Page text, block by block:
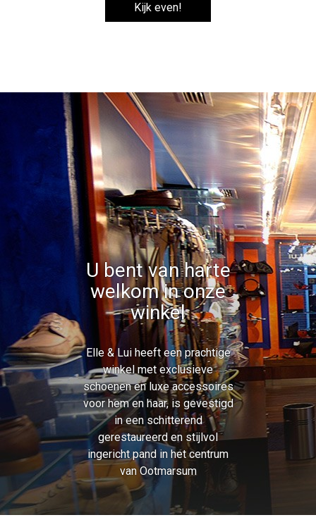
Kijk even!
U bent van harte
welkom in onze
winkel
Elle & Lui heeft een prachtige
winkel met exclusieve
schoenen en luxe accessoires
voor hem en haar, is gevestigd
in een schitterend
gerestaureerd en stijlvol
ingericht pand in het centrum
van Ootmarsum